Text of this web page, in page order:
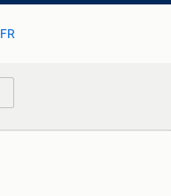
FR